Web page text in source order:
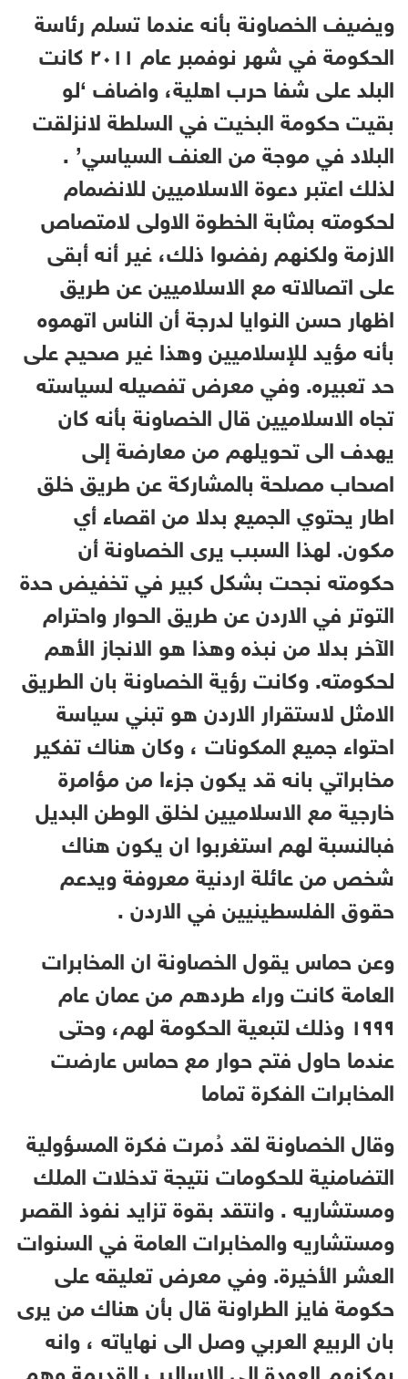
ويضيف الخصاونة بأنه عندما تسلم رئاسة
الحكومة في شهر نوفمبر عام ٢٠١١ كانت
البلد على شفا حرب اهلية، واضاف ‘لو
بقيت حكومة البخيت في السلطة لانزلقت
البلاد في موجة من العنف السياسي’ .
لذلك اعتبر دعوة الاسلاميين للانضمام
لحكومته بمثابة الخطوة الاولى لامتصاص
الازمة ولكنهم رفضوا ذلك، غير أنه أبقى
على اتصالاته مع الاسلاميين عن طريق
اظهار حسن النوايا لدرجة أن الناس اتهموه
بأنه مؤيد للإسلاميين وهذا غير صحيح على
حد تعبيره. وفي معرض تفصيله لسياسته
تجاه الاسلاميين قال الخصاونة بأنه كان
يهدف الى تحويلهم من معارضة إلى
اصحاب مصلحة بالمشاركة عن طريق خلق
اطار يحتوي الجميع بدلا من اقصاء أي
مكون. لهذا السبب يرى الخصاونة أن
حكومته نجحت بشكل كبير في تخفيض حدة
التوتر في الاردن عن طريق الحوار واحترام
الآخر بدلا من نبذه وهذا هو الانجاز الأهم
لحكومته. وكانت رؤية الخصاونة بان الطريق
الامثل لاستقرار الاردن هو تبني سياسة
احتواء جميع المكونات ، وكان هناك تفكير
مخابراتي بانه قد يكون جزءا من مؤامرة
خارجية مع الاسلاميين لخلق الوطن البديل
فبالنسبة لهم استغربوا ان يكون هناك
شخص من عائلة اردنية معروفة ويدعم
حقوق الفلسطينيين في الاردن .
وعن حماس يقول الخصاونة ان المخابرات
العامة كانت وراء طردهم من عمان عام
١٩٩٩ وذلك لتبعية الحكومة لهم، وحتى
عندما حاول فتح حوار مع حماس عارضت
المخابرات الفكرة تماما
وقال الخصاونة لقد دُمرت فكرة المسؤولية
التضامنية للحكومات نتيجة تدخلات الملك
ومستشاريه . وانتقد بقوة تزايد نفوذ القصر
ومستشاريه والمخابرات العامة في السنوات
العشر الأخيرة. وفي معرض تعليقه على
حكومة فايز الطراونة قال بأن هناك من يرى
بان الربيع العربي وصل الى نهاياته ، وانه
يمكنهم العودة الى الاساليب القديمة وهم